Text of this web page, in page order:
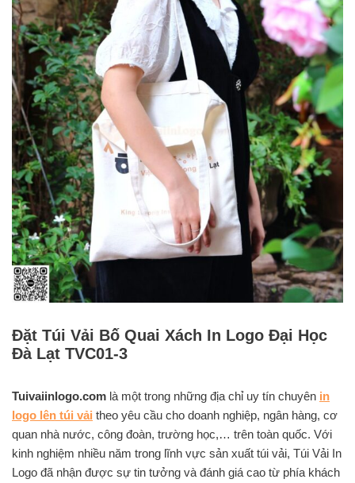
Đặt Túi Vải Bố Quai Xách In Logo Đại Học
Đà Lạt TVC01-3
Tuivaiinlogo.com là một trong những địa chỉ uy tín chuyên in
logo lên túi vải theo yêu cầu cho doanh nghiệp, ngân hàng, cơ
quan nhà nước, công đoàn, trường học,… trên toàn quốc. Với
kinh nghiệm nhiều năm trong lĩnh vực sản xuất túi vải, Túi Vải In
Logo đã nhận được sự tin tưởng và đánh giá cao từ phía khách